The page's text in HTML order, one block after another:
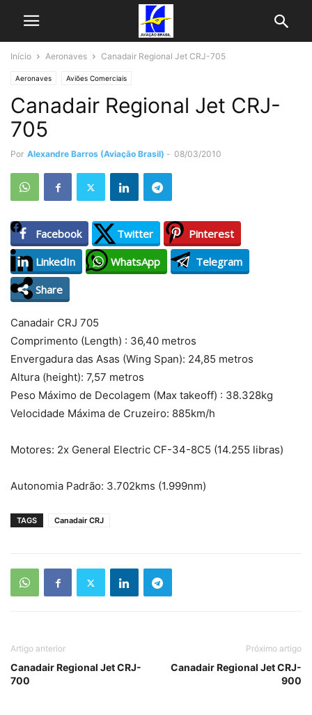
Início Aeronaves Canadair Regional Jet CRJ-705
Aeronaves Aviões Comerciais
Canadair Regional Jet CRJ-
705
Por Alexandre Barros (Aviação Brasil) - 08/03/2010
Facebook Twitter
Pinterest
LinkedIn
WhatsApp
Telegram
Share
Canadair CRJ 705
Comprimento (Length) : 36,40 metros
Envergadura das Asas (Wing Span): 24,85 metros
Altura (height): 7,57 metros
Peso Máximo de Decolagem (Max takeoff) : 38.328kg
Velocidade Máxima de Cruzeiro: 885km/h
Motores: 2x General Electric CF-34-8C5 (14.255 libras)
Autonomia Padrão: 3.702kms (1.999nm)
TAGS Canadair CRJ
Artigo anterior
Canadair Regional Jet CRJ-
700
Próximo artigo
Canadair Regional Jet CRJ-
900